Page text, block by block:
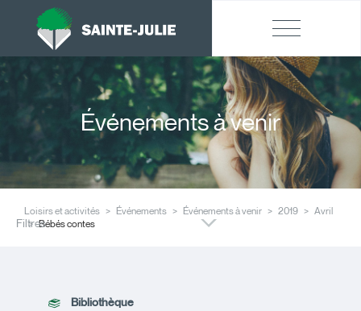
Événements à venir
Loisirs et activités Événements Événements à venir 2019
Avril
Bébés contes
Filtres
Bibliothèque